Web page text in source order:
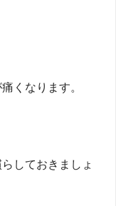
くなります。
しておきましょ